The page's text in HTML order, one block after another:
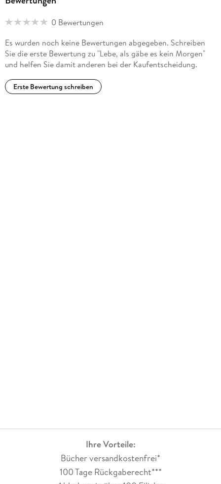
0 Bewertungen
Es wurden noch keine Bewertungen abgegeben. Schreiben
Sie die erste Bewertung zu "Lebe, als gäbe es kein Morgen"
und helfen Sie damit anderen bei der Kaufentscheidung.
Erste Bewertung schreiben
Ihre Vorteile:
Bücher versandkostenfrei*
100 Tage Rückgaberecht***